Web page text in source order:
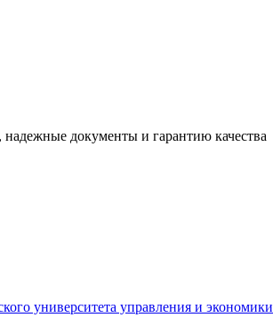
документы и гарантию качества
университета управления и экономики